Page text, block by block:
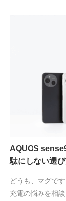
AQUOS
駄にしない選
どうも、マグで
充電の悩みを相